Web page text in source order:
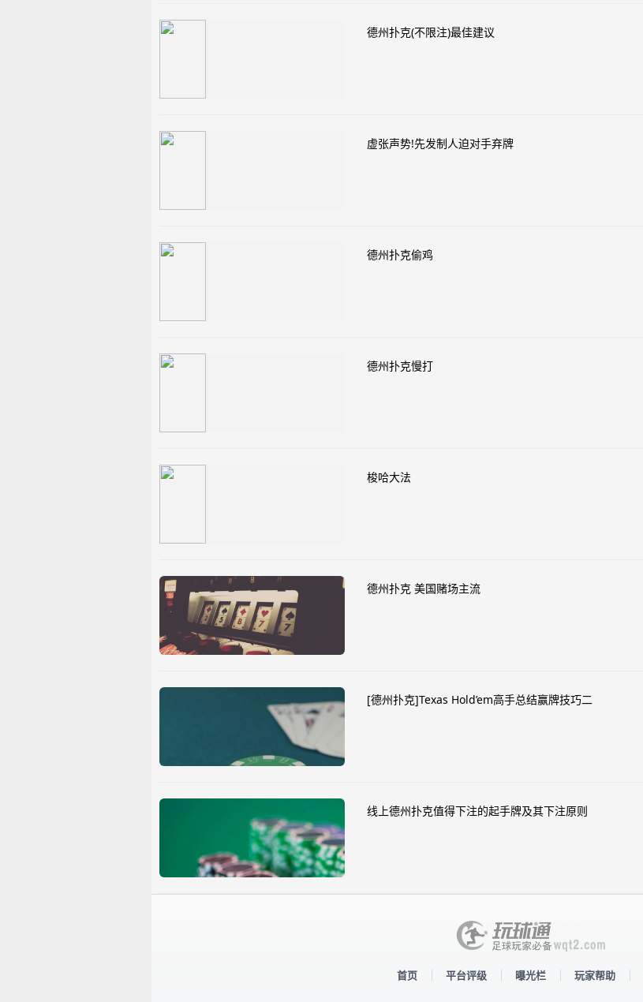
德州扑克(不限注)最佳建议
虚张声势!先发制人迫对手弃牌
德州扑克偷鸡
德州扑克慢打
梭哈大法
德州扑克 美国赌场主流
[德州扑克]Texas Hold’em高手总结赢牌技巧二
线上德州扑克值得下注的起手牌及其下注原则
首页 平台评级 曝光栏 玩家帮助